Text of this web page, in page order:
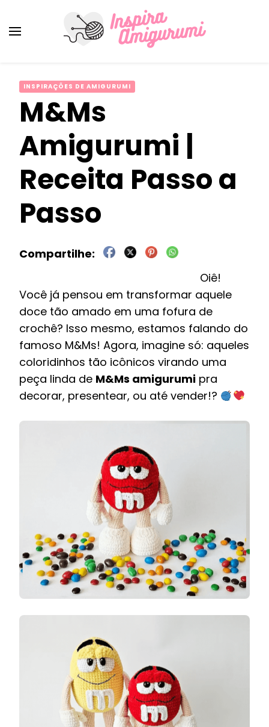
INSPIRAÇÕES DE AMIGURUMI
M&Ms
Amigurumi |
Receita Passo a
Passo
Oiê!
Você já pensou em transformar aquele
doce tão amado em uma fofura de
crochê? Isso mesmo, estamos falando do
famoso M&Ms! Agora, imagine só: aqueles
coloridinhos tão icônicos virando uma
peça linda de M&Ms amigurumi pra
decorar, presentear, ou até vender!?